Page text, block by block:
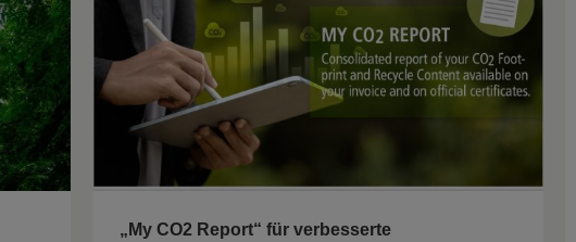
„My CO2 Report“ für verbesserte